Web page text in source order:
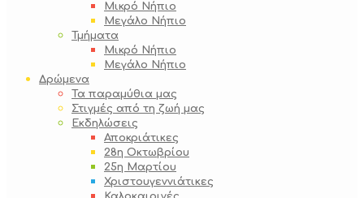
Μικρό Νήπιο
Μεγάλο Νήπιο
Τμήματα
Μικρό Νήπιο
Μεγάλο Νήπιο
Δρώμενα
Τα παραμύθια μας
Στιγμές από τη ζωή μας
Εκδηλώσεις
Αποκριάτικες
28η Οκτωβρίου
25η Μαρτίου
Χριστουγεννιάτικες